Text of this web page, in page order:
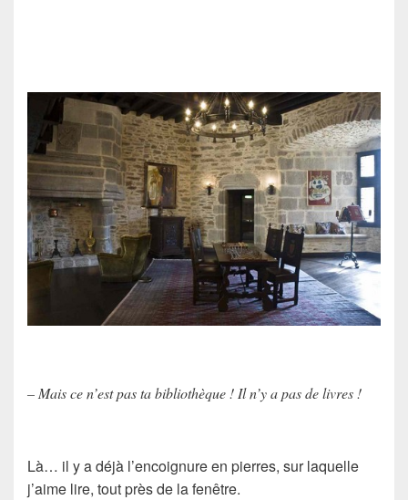
– Mais ce n’est pas ta bibliothèque ! Il n’y a pas de livres !
Là… il y a déjà l’encoignure en pierres, sur laquelle
j’aime lire, tout près de la fenêtre.